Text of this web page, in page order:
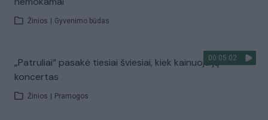
Žinios Gyvenimo būdas
00:05:02
„Patruliai“ pasakė tiesiai šviesiai, kiek kainuoja jų
koncertas
Žinios Pramogos